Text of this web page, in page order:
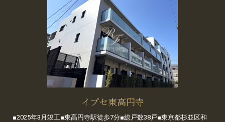
イプセ東高円寺
■2025年3月竣工■東高円寺駅徒歩7分■総戸数38戸■東京都杉並区和